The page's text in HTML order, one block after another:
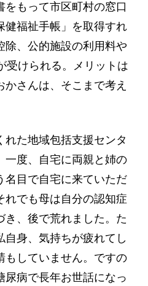
もって市区町村の窓口
健福祉手帳」を取得すれ
除、公的施設の利用料や
受けられる。メリットは
さんは、そこまで考え
れた地域包括支援センタ
一度、自宅に両親と姉の
名目で自宅に来ていただ
れでも母は自分の認知症
き、後で荒れました。た
自身、気持ちが疲れてし
もしていません。ですの
尿病で長年お世話になっ